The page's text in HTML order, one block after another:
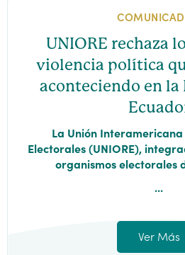
UNIORE rechaza
violencia política
aconteciendo en la
La Unión
Electorales (UNIORE),
organismos electorales
...
Ver Más